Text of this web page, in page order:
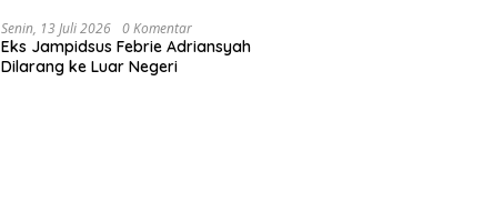
Senin, 13 Juli 2026 0 Komentar
Eks Jampidsus Febrie Adriansyah
Dilarang ke Luar Negeri